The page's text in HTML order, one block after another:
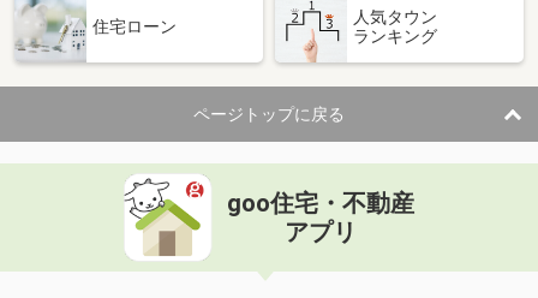
住宅ローン
人気タウン
ランキング
ページトップに戻る
goo住宅・不動産
アプリ